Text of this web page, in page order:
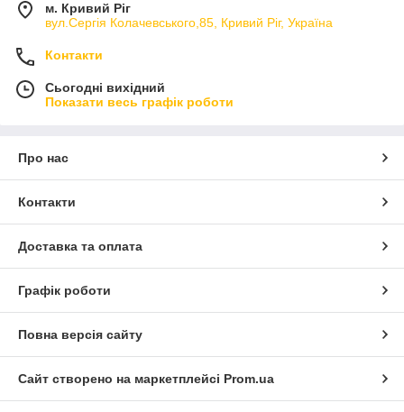
м. Кривий Ріг
вул.Сергія Колачевського,85, Кривий Ріг, Україна
Контакти
Сьогодні вихідний
Показати весь графік роботи
Про нас
Контакти
Доставка та оплата
Графік роботи
Повна версія сайту
Сайт створено на маркетплейсі Prom.ua